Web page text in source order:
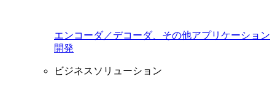
エンコーダ／デコーダ、その他アプリケーション
開発
ビジネスソリューション